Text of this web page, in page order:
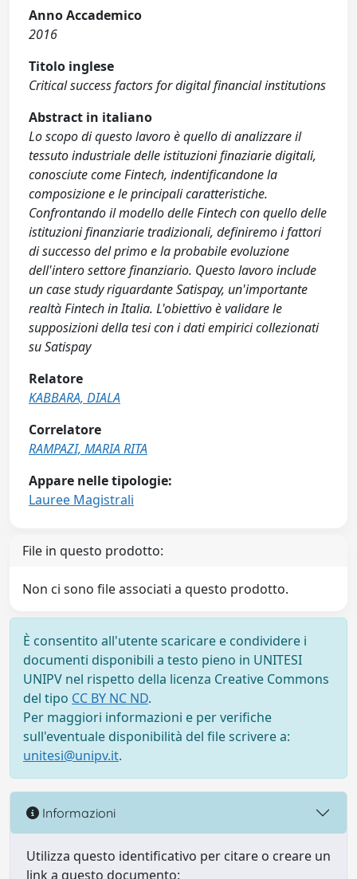
Anno Accademico
2016
Titolo inglese
Critical success factors for digital financial institutions
Abstract in italiano
Lo scopo di questo lavoro è quello di analizzare il
tessuto industriale delle istituzioni finaziarie digitali,
conosciute come Fintech, indentificandone la
composizione e le principali caratteristiche.
Confrontando il modello delle Fintech con quello delle
istituzioni finanziarie tradizionali, definiremo i fattori
di successo del primo e la probabile evoluzione
dell'intero settore finanziario. Questo lavoro include
un case study riguardante Satispay, un'importante
realtà Fintech in Italia. L'obiettivo è validare le
supposizioni della tesi con i dati empirici collezionati
su Satispay
Relatore
KABBARA, DIALA
Correlatore
RAMPAZI, MARIA RITA
Appare nelle tipologie:
Lauree Magistrali
File in questo prodotto:
Non ci sono file associati a questo prodotto.
È consentito all'utente scaricare e condividere i
documenti disponibili a testo pieno in UNITESI
UNIPV nel rispetto della licenza Creative Commons
del tipo CC BY NC ND.
Per maggiori informazioni e per verifiche
sull'eventuale disponibilità del file scrivere a:
unitesi@unipv.it.
Informazioni
Utilizza questo identificativo per citare o creare un
link a questo documento: